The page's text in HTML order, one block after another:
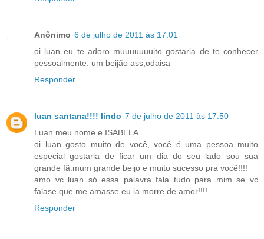
Anônimo 6 de julho de 2011 às 17:01
oi luan eu te adoro muuuuuuuito gostaria de te conhecer
pessoalmente. um beijão ass;odaisa
Responder
luan santana!!!! lindo 7 de julho de 2011 às 17:50
Luan meu nome e ISABELA
oi luan gosto muito de você, você é uma pessoa muito
especial gostaria de ficar um dia do seu lado sou sua
grande fã.mum grande beijo e muito sucesso pra você!!!!
amo vc luan só essa palavra fala tudo para mim se vc
falase que me amasse eu ia morre de amor!!!!
Responder